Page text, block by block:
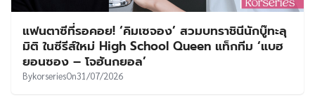
แฟนตาซีที่รอคอย! ‘คิมเซจอง’ สวมบทราชินีนักบู๊ทะลุ
มิติ ในซีรีส์ใหม่ High School Queen แท็กทีม ‘แบฮ
ยอนซอง – โจฮันกยอล’
BykorseriesOn31/07/2026